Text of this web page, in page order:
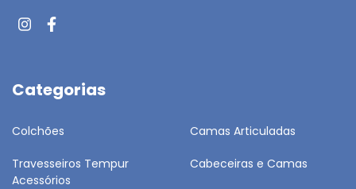
Categorias
Colchões Camas Articuladas
Travesseiros Tempur
Acessórios
Cabeceiras e Camas